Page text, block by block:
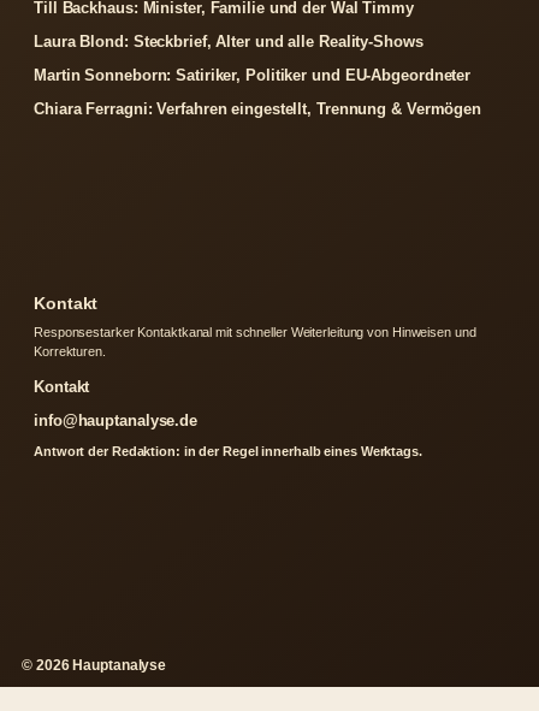
Till Backhaus: Minister, Familie und der Wal Timmy
Laura Blond: Steckbrief, Alter und alle Reality-Shows
Martin Sonneborn: Satiriker, Politiker und EU-Abgeordneter
Chiara Ferragni: Verfahren eingestellt, Trennung & Vermögen
Kontakt
Responsestarker Kontaktkanal mit schneller Weiterleitung von Hinweisen und
Korrekturen.
Kontakt
info@hauptanalyse.de
Antwort der Redaktion: in der Regel innerhalb eines Werktags.
© 2026 Hauptanalyse